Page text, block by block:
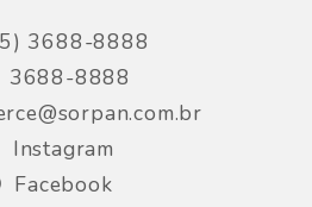
3688-8888
3688-8888
Instagram
Facebook